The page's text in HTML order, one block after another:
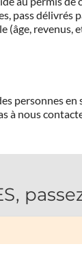
pass
revenus,
personnes
à nous